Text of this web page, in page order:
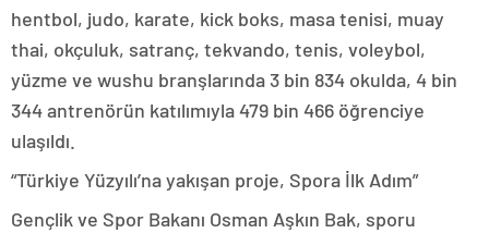
hentbol, judo, karate, kick boks, masa tenisi, muay
thai, okçuluk, satranç, tekvando, tenis, voleybol,
yüzme ve wushu branşlarında 3 bin 834 okulda, 4 bin
344 antrenörün katılımıyla 479 bin 466 öğrenciye
ulaşıldı.
“Türkiye Yüzyılı’na yakışan proje, Spora İlk Adım”
Gençlik ve Spor Bakanı Osman Aşkın Bak, sporu